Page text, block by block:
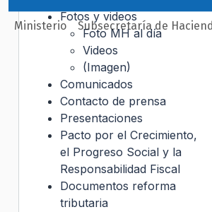
Ministerio Subsecretaría de
Fotos y videos
Foto MH al día
Videos
(Imagen)
Comunicados
Contacto de prensa
Presentaciones
Pacto por el Crecimiento,
el Progreso Social y la
Responsabilidad Fiscal
Documentos reforma
tributaria